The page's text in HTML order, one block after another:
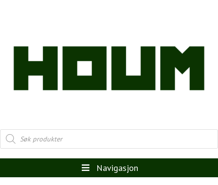
Products
search
Navigasjon